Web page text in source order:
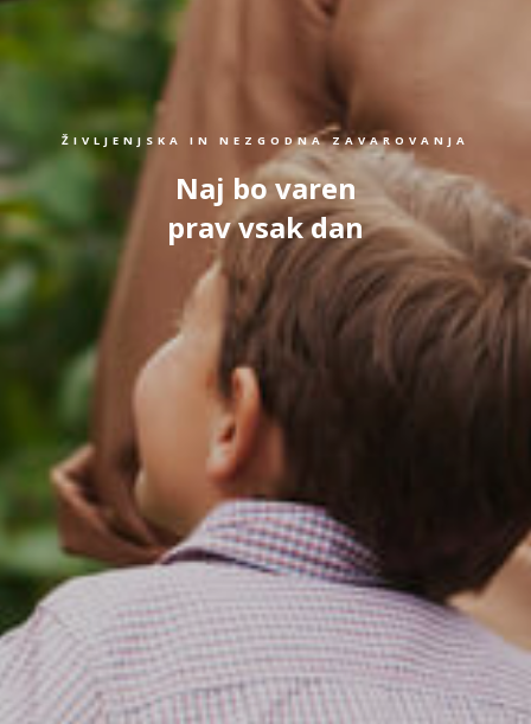
ŽIVLJENJSKA IN NEZGODNA ZAVAROVANJA
Naj bo varen
prav vsak dan